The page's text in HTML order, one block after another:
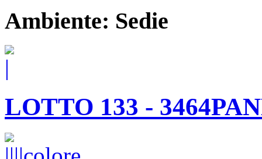
Ambiente: Sedie
LOTTO 133 -